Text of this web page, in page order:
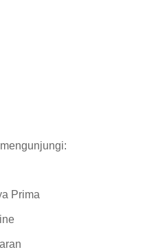
Prima